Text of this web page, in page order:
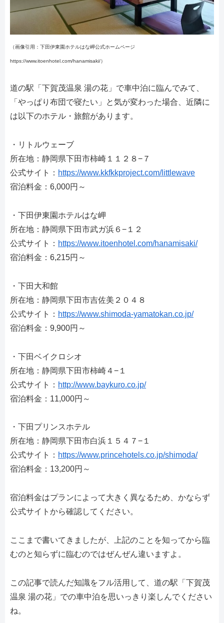
（画像引用：下田伊東園ホテルはな岬公式ホームページ
https://www.itoenhotel.com/hanamisaki/）
道の駅「下賀茂温泉 湯の花」で車中泊に臨んでみて、
「やっぱり布団で寝たい」と気が変わった場合、近隣に
は以下のホテル・旅館があります。
・リトルウェーブ
所在地：静岡県下田市柿崎１１２８−７
公式サイト： https://www.kkfkkproject.com/littlewave
宿泊料金：6,000円～
・下田伊東園ホテルはな岬
所在地：静岡県下田市武ガ浜６−１２
公式サイト： https://www.itoenhotel.com/hanamisaki/
宿泊料金：6,215円～
・下田大和館
所在地：静岡県下田市吉佐美２０４８
公式サイト： https://www.shimoda-yamatokan.co.jp/
宿泊料金：9,900円～
・下田ベイクロシオ
所在地：静岡県下田市柿崎４−１
公式サイト： http://www.baykuro.co.jp/
宿泊料金：11,000円～
・下田プリンスホテル
所在地：静岡県下田市白浜１５４７−１
公式サイト： https://www.princehotels.co.jp/shimoda/
宿泊料金：13,200円～
宿泊料金はプランによって大きく異なるため、かならず
公式サイトから確認してください。
ここまで書いてきましたが、上記のことを知ってから臨
むのと知らずに臨むのではぜんぜん違いますよ。
この記事で読んだ知識をフル活用して、道の駅「下賀茂
温泉 湯の花」での車中泊を思いっきり楽しんでください
ね。